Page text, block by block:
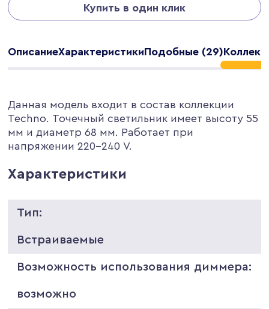
Купить в один клик
ОписаниеХарактеристикиПодобные (29)
Данная модель входит в состав коллекции
Techno. Точечный светильник имеет высоту 55
мм и диаметр 68 мм. Работает при
напряжении 220-240 V.
Характеристики
Тип:
Встраиваемые
Возможность использования диммера:
возможно